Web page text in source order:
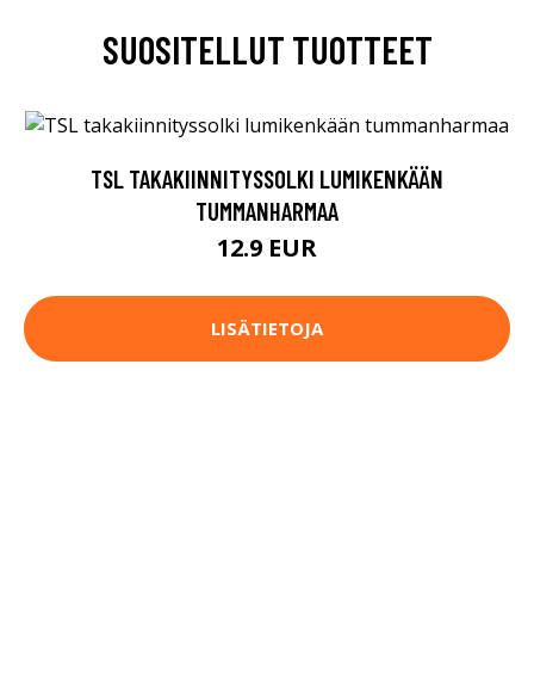
SUOSITELLUT TUOTTEET
TSL TAKAKIINNITYSSOLKI LUMIKENKÄÄN
TUMMANHARMAA
12.9 EUR
LISÄTIETOJA